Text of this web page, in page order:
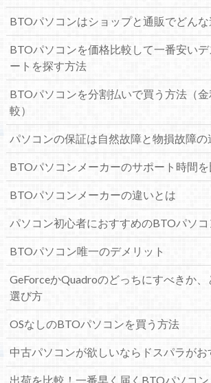
BTOパソコンはショップと通販でどん
BTOパソコンを価格比較して一番安い
ートを探す方法
BTOパソコンを分割払いで買う方法（
較）
パソコンの保証は自然故障と物損故障
BTOパソコンメーカーのサポート時間を
BTOパソコンメーカーの違いとは
パソコン初心者におすすめのBTOパソ
BTOパソコン唯一のデメリット
GeForceかQuadroのどっちにすべきか
選び方
OSなしのBTOパソコンを買う方法
中古パソコンが欲しいならドスパラがお
出荷を比較！一番早く届くBTOパソコン